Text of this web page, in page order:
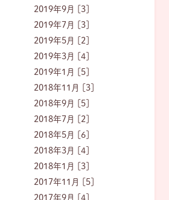
2019年9月 [3]
2019年7月 [3]
2019年5月 [2]
2019年3月 [4]
2019年1月 [5]
2018年11月 [3]
2018年9月 [5]
2018年7月 [2]
2018年5月 [6]
2018年3月 [4]
2018年1月 [3]
2017年11月 [5]
2017年9月 [4]